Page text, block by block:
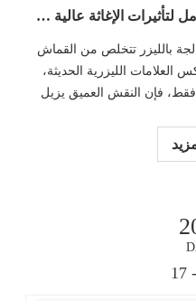
النقش العميق بالليزر: دليل كامل لتأثيرات الإغاثة عالية التفاصيل وثلاثية الأبعاد
بالليزر تتخلص من القماش
الليزرية الحديثة،
فقط، فإن النقش العميق يزيل
- 17